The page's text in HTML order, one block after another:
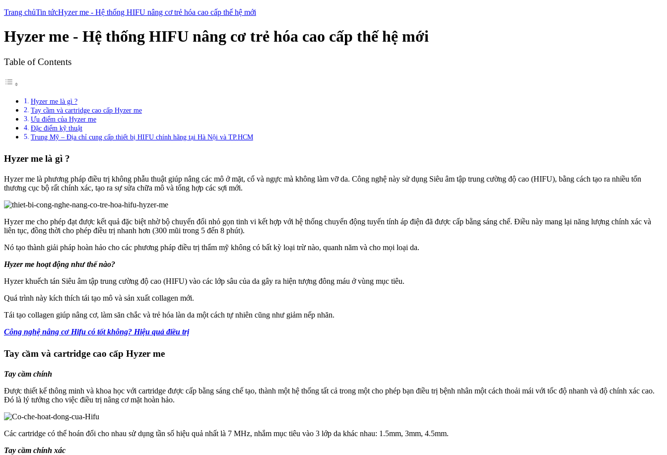
Trang chủTin tứcHyzer me - Hệ thống HIFU nâng cơ trẻ hóa cao cấp thế hệ mới
Hyzer me - Hệ thống HIFU nâng cơ trẻ hóa cao cấp thế hệ mới
Table of Contents
Hyzer me là gì ?
Tay cầm và cartridge cao cấp Hyzer me
Ưu điểm của Hyzer me
Đặc điểm kỹ thuật
Trung Mỹ – Địa chỉ cung cấp thiết bị HIFU chính hãng tại Hà Nội và TP.HCM
Hyzer me là gì ?
Hyzer me là phương pháp điều trị không phẫu thuật giúp nâng các mô ở mặt, cổ và ngực mà không làm vỡ da. Công nghệ này sử dụng Siêu âm tập trung cường độ cao (HIFU), bằng cách tạo ra nhiều tổn
thương cục bộ rất chính xác, tạo ra sự sửa chữa mô và tổng hợp các sợi mới.
Hyzer me cho phép đạt được kết quả đặc biệt nhờ bộ chuyển đổi nhỏ gọn tinh vi kết hợp với hệ thống chuyển động tuyến tính áp điện đã được cấp bằng sáng chế. Điều này mang lại năng lượng chính xác và
liên tục, đồng thời cho phép điều trị nhanh hơn (300 mũi trong 5 đến 8 phút).
Nó tạo thành giải pháp hoàn hảo cho các phương pháp điều trị thẩm mỹ không có bất kỳ loại trừ nào, quanh năm và cho mọi loại da.
Hyzer me hoạt động như thế nào?
Hyzer khuếch tán Siêu âm tập trung cường độ cao (HIFU) vào các lớp sâu của da gây ra hiện tượng đông máu ở vùng mục tiêu.
Quá trình này kích thích tái tạo mô và sản xuất collagen mới.
Tái tạo collagen giúp nâng cơ, làm săn chắc và trẻ hóa làn da một cách tự nhiên cũng như giảm nếp nhăn.
Công nghệ nâng cơ Hifu có tốt không? Hiệu quả điều trị
Tay cầm và cartridge cao cấp Hyzer me
Tay cầm chính
Được thiết kế thông minh và khoa học với cartridge được cấp bằng sáng chế tạo, thành một hệ thống tất cả trong một cho phép bạn điều trị bệnh nhân một cách thoải mái với tốc độ nhanh và độ chính xác cao.
Đó là lý tưởng cho việc điều trị nâng cơ mặt hoàn hảo.
Các cartridge có thể hoán đổi cho nhau sử dụng tần số hiệu quả nhất là 7 MHz, nhắm mục tiêu vào 3 lớp da khác nhau: 1.5mm, 3mm, 4.5mm.
Tay cầm chính xác